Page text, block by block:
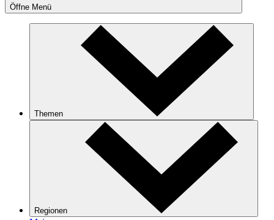
Öffne Menü
Themen
Regionen